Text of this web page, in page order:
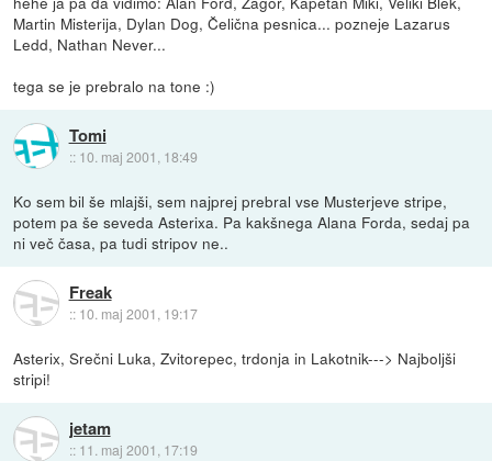
Martin Misterija, Dylan Dog, Čelična pesnica... pozneje Lazarus
Ledd, Nathan Never...
tega se je prebralo na tone :)
Tomi
:: 10. maj 2001, 18:49
Ko sem bil še mlajši, sem najprej prebral vse Musterjeve stripe,
potem pa še seveda Asterixa. Pa kakšnega Alana Forda, sedaj pa
ni več časa, pa tudi stripov ne..
Freak
:: 10. maj 2001, 19:17
Asterix, Srečni Luka, Zvitorepec, trdonja in Lakotnik---> Najboljši
stripi!
jetam
:: 11. maj 2001, 17:19